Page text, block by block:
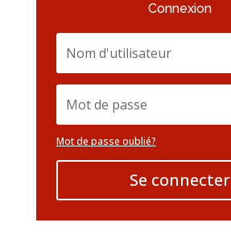
Connexion
Mot de passe oublié?
Se connecter